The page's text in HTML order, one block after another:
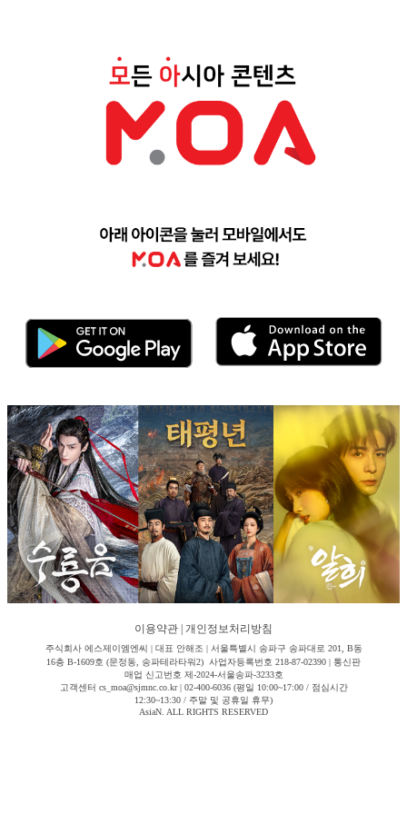
이용약관 개인정보처리방침
주식회사 에스제이엠엔씨 | 대표 안해조 | 서울특별시 송파구 송파대로 201, B동
16층 B-1609호 (문정동, 송파테라타워2) 사업자등록번호 218-87-02390 | 통신판
매업 신고번호 제-2024-서울송파-3233호
고객센터 cs_moa@sjmnc.co.kr | 02-400-6036 (평일 10:00~17:00 / 점심시간
12:30~13:30 / 주말 및 공휴일 휴무)
AsiaN. ALL RIGHTS RESERVED